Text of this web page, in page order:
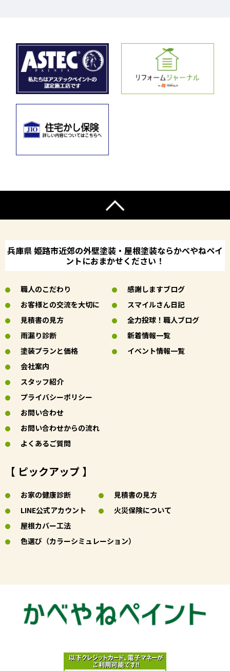
兵庫県 姫路市近郊の外壁塗装・屋根塗装ならかべやねペイ
ントにおまかせください！
職人のこだわり
お客様との交流を大切に
見積書の見方
雨漏り診断
塗装プランと価格
感謝しますブログ
スマイルさん日記
全力投球！職人ブログ
新着情報一覧
イベント情報一覧
会社案内
スタッフ紹介
プライバシーポリシー
お問い合わせ
お問い合わせからの流れ
よくあるご質問
【 ピックアップ 】
お家の健康診断
LINE公式アカウント
屋根カバー工法
見積書の見方
火災保険について
色選び（カラーシミュレーション）